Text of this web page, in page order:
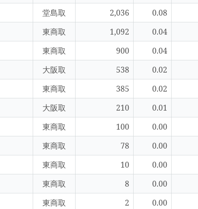
堂島取 2,036 0.08
東商取 1,092 0.04
東商取 900 0.04
大阪取 538 0.02
東商取 385 0.02
大阪取 210 0.01
東商取 100 0.00
東商取 78 0.00
東商取 10 0.00
東商取 8 0.00
東商取 2 0.00